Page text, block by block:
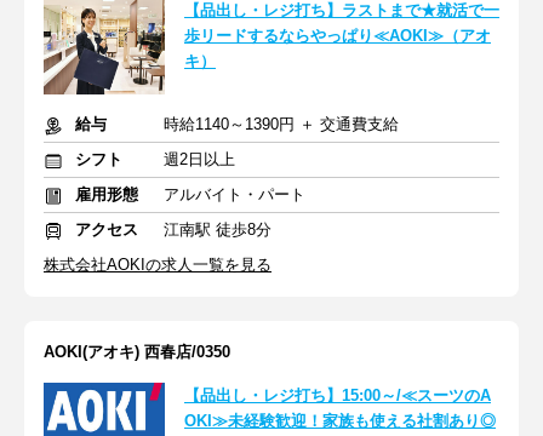
【品出し・レジ打ち】ラストまで★就活で一
歩リードするならやっぱり≪AOKI≫（アオ
キ）
給与
時給1140～1390円 ＋ 交通費支給
シフト
週2日以上
雇用形態
アルバイト・パート
アクセス
江南駅 徒歩8分
株式会社AOKIの求人一覧を見る
AOKI(アオキ) 西春店/0350
【品出し・レジ打ち】15:00～/≪スーツのA
OKI≫未経験歓迎！家族も使える社割あり◎